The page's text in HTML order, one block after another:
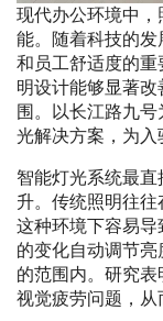
现代办公环境中
能。随着科技的
和员工舒适度的
明设计能够显著
围。以长江路九
光解决方案，为入
智能灯光系统最
升。传统照明往
这种环境下容易
的变化自动调节
的范围内。研究
视觉疲劳问题，从